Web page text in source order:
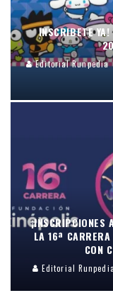
INSCRIBETE
Editorial Runpedia
¡INSCRIPCIONES
LA 16ª
CON
Editorial Runpedia